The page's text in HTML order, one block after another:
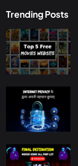
Trending Posts